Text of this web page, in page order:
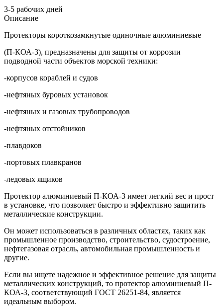
3-5 рабочих дней
Описание
Протекторы короткозамкнутые одиночные алюминиевые
(П-КОА-3), предназначены для защиты от коррозии
подводной части объектов морской техники:
-корпусов кораблей и судов
-нефтяных буровых установок
-нефтяных и газовых трубопроводов
-нефтяных отстойников
-плавдоков
-портовых плавкранов
-ледовых ящиков
Протектор алюминиевый П-КОА-3 имеет легкий вес и прост
в установке, что позволяет быстро и эффективно защитить
металлические конструкции.
Он может использоваться в различных областях, таких как
промышленное производство, строительство, судостроение,
нефтегазовая отрасль, автомобильная промышленность и
другие.
Если вы ищете надежное и эффективное решение для защиты
металлических конструкций, то протектор алюминиевый П-
КОА-3, соответствующий ГОСТ 26251-84, является
идеальным выбором.